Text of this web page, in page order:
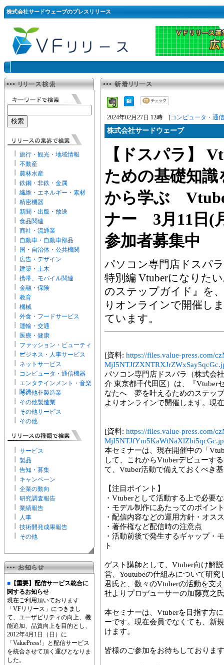
株式会社サードウェーブのプレスリリース
旅行・観光・地域情報
不動産
農林水産
鉄鋼・非鉄・金属
繊維・エネルギー・素材
精密機器
新聞・出版・放送
食品関連
商社・流通業
自動車・自動車部品
国・自治体・公共機関
広告・デザイン
建築・土木
携帯、モバイル関連
金融・保険
教育
機械
外食・フードサービス
運輸・交通
医療・健康
ファッション・ビューティ
ー
ビジネス・人事サービス
ネットサービス
コンピュータ・通信機器
エンタテインメント・音楽
関連
その他非製造業
その他製造業
その他サービス
その他
サービス
製品
告知・募集
キャンペーン
企業の動向
研究調査報告
業績報告
人事
技術開発成果報告
その他
■ 【重要】配信サービス統合に
関するお知らせ
現在ご利用頂いております
「VFリリース」につきまし
て、ユーザビリティの向上、機
能追加、品質向上を目的とし、
2012年4月1日（日）に
「ValuePress!」と配信サービス
を統合させて頂く運びとなりま
した。
2024年02月27日 12時 [コンピュータ・通
株式会社サードウェーブ
【ドスパラ】
ための基礎知
から学ぶ
ナー 3月11日(
参加者募集中
パソコン専門店ドスパ
特別編 Vtuberになりた
のステップガイド』を
りオンラインで開催し
ています。
[資料: https://files.value-press.com/
パソコン専門店ドスパラ（株式会
介 東京都千代田区）は、『Vtuber
なたへ 夢を叶えるためのステッ
よりオンラインで開催します。現
[資料: https://files.value-press.com/
本セミナーは、現在開催中の「
して、これからVtuberデビューす
て、Vtuber活動で備えておくべき
【注目ポイント】
・Vtuberとして活動する上で必要
・モデル制作にあたってのポイン
・配信内容などの運用方針・オス
・著作権など配信時の注意点
・活動前後で発生するギャップ・
ト
ゲスト講師として、Vtuber向け解
営、Youtubeの仕組みについて研
君氏と、数々のVtuberの活動を支
社よりプロデューサーの加藤寛之
本セミナーは、Vtuberを目指す方
ーです。現在会員でなくても、新
けます。
皆様のご参加をお待ちしておりま